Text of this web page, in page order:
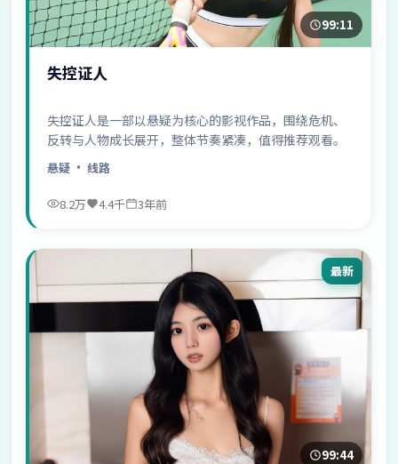
99:11
失控证人
失控证人是一部以悬疑为核心的影视作品，围绕危机、
反转与人物成长展开，整体节奏紧凑，值得推荐观看。
悬疑 · 线路
8.2万 4.4千 3年前
最新
99:44